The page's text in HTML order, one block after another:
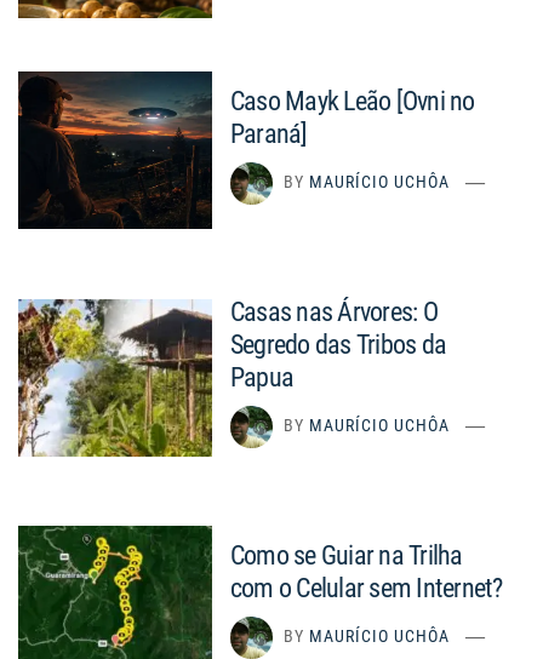
Caso Mayk Leão [Ovni no
Paraná]
BY MAURÍCIO UCHÔA
Casas nas Árvores: O
Segredo das Tribos da
Papua
BY MAURÍCIO UCHÔA
Como se Guiar na Trilha
com o Celular sem Internet?
BY MAURÍCIO UCHÔA